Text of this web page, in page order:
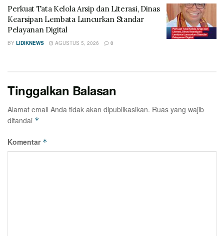
Perkuat Tata Kelola Arsip dan Literasi, Dinas
Kearsipan Lembata Luncurkan Standar
Pelayanan Digital
BY LIDIKNEWS AGUSTUS 5, 2026 0
Tinggalkan Balasan
Alamat email Anda tidak akan dipublikasikan. Ruas yang wajib
ditandai *
Komentar *